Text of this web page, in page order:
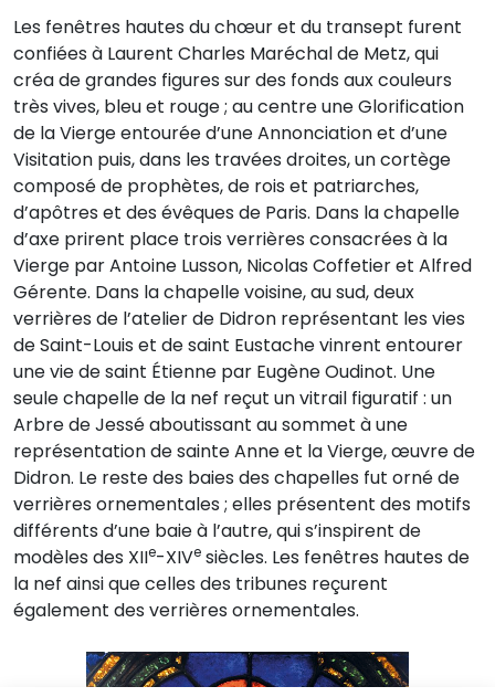
Les fenêtres hautes du chœur et du transept furent
confiées à Laurent Charles Maréchal de Metz, qui
créa de grandes figures sur des fonds aux couleurs
très vives, bleu et rouge ; au centre une Glorification
de la Vierge entourée d’une Annonciation et d’une
Visitation puis, dans les travées droites, un cortège
composé de prophètes, de rois et patriarches,
d’apôtres et des évêques de Paris. Dans la chapelle
d’axe prirent place trois verrières consacrées à la
Vierge par Antoine Lusson, Nicolas Coffetier et Alfred
Gérente. Dans la chapelle voisine, au sud, deux
verrières de l’atelier de Didron représentant les vies
de Saint-Louis et de saint Eustache vinrent entourer
une vie de saint Étienne par Eugène Oudinot. Une
seule chapelle de la nef reçut un vitrail figuratif : un
Arbre de Jessé aboutissant au sommet à une
représentation de sainte Anne et la Vierge, œuvre de
Didron. Le reste des baies des chapelles fut orné de
verrières ornementales ; elles présentent des motifs
différents d’une baie à l’autre, qui s’inspirent de
modèles des XIIe-XIVe siècles. Les fenêtres hautes de
la nef ainsi que celles des tribunes reçurent
également des verrières ornementales.